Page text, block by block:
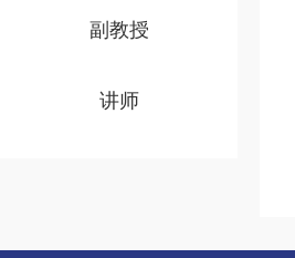
副教授
讲师